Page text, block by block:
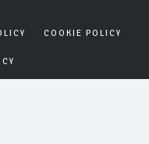
COOKIE POLICY